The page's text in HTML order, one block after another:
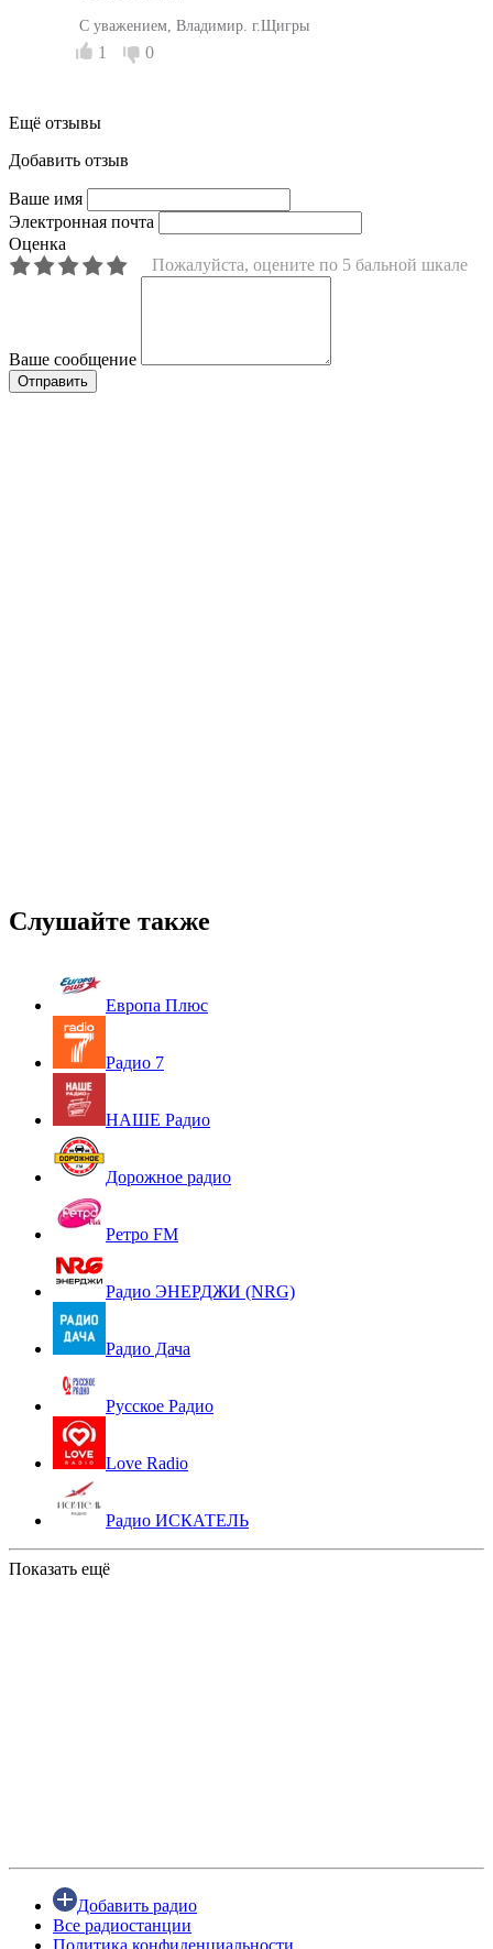
С уважением, Владимир. г.Щигры
1 0
Ещё отзывы
Добавить отзыв
Ваше имя
Электронная почта
Оценка
Пожалуйста, оцените по 5 бальной шкале
Ваше сообщение
Слушайте также
Европа Плюс
Радио 7
НАШЕ Радио
Дорожное радио
Ретро FM
Радио ЭНЕРДЖИ (NRG)
Радио Дача
Русское Радио
Love Radio
Радио ИСКАТЕЛЬ
Показать ещё
Добавить радио
Все радиостанции